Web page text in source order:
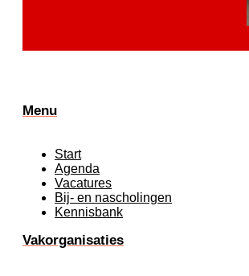
Menu
Start
Agenda
Vacatures
Bij- en nascholingen
Kennisbank
Vakorganisaties